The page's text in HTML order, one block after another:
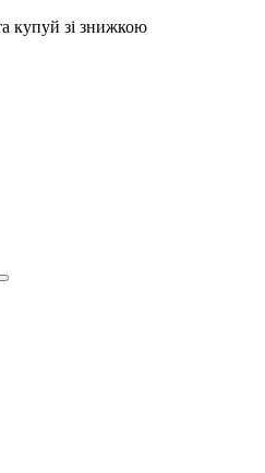
купуй зі знижкою